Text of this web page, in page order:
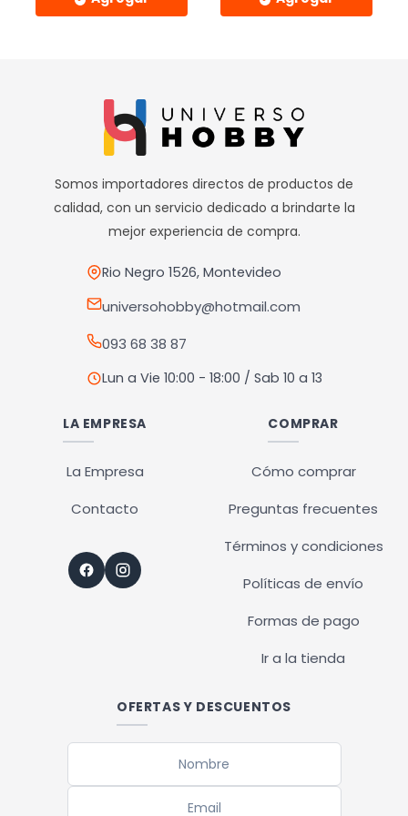
de
de
múltiples
variantes.
Las
opciones
se
pueden
en
la
de
producto
variantes.
Las
opciones
se
pueden
producto
Somos importadores directos de productos de
calidad, con un servicio dedicado a brindarte la
mejor experiencia de compra.
Rio Negro 1526, Montevideo
universohobby@hotmail.com
093 68 38 87
Lun a Vie 10:00 - 18:00 / Sab 10 a 13
LA EMPRESA
La Empresa
Contacto
COMPRAR
Cómo comprar
Preguntas frecuentes
Términos y condiciones
Políticas de envío
Formas de pago
Ir a la tienda
OFERTAS Y DESCUENTOS